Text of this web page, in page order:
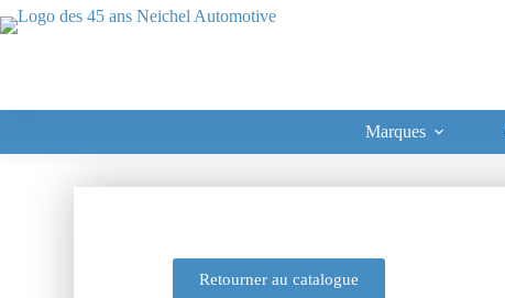
Marques
Retourner au catalogue